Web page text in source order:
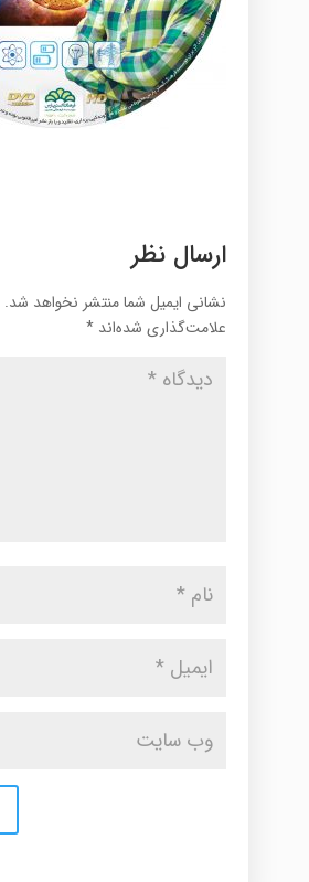
ارسال نظر
نشانی ایمیل شما منتشر نخواهد شد.
علامت‌گذاری شده‌اند *